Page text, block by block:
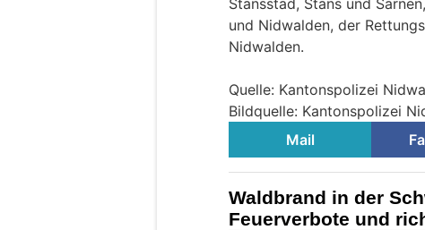
und Nidwalden, der
Nidwalden.
Quelle: Kantonspolizei
Bildquelle: Kantonspolizei
Mail
Waldbrand in der
Feuerverbote und